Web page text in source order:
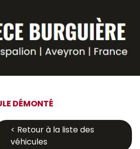
DÉMONTÉ
< Retour à la liste des
véhicules